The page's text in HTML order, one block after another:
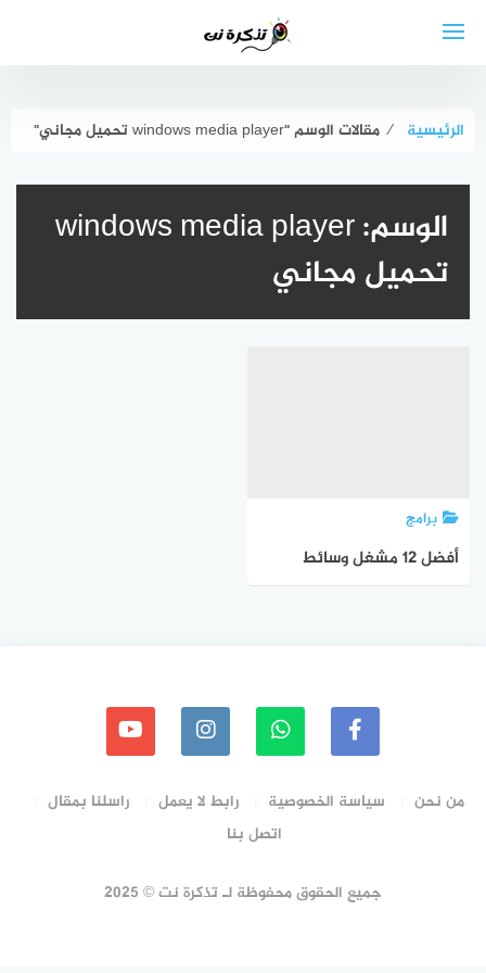
الرئيسية ⁄ مقالات الوسم "windows media player تحميل مجاني"
الوسم:windows media player
تحميل مجاني
برامج
أفضل 12 مشغل وسائط
من نحن سياسة الخصوصية رابط لا يعمل
راسلنا بمقال
اتصل بنا
جميع الحقوق محفوظة لـ تذكرة نت © 2025